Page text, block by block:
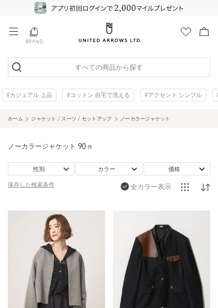
BRAND
すべての商品から探す
#カジュアル 上品 #コットン 自宅で洗える #アクセント シンプル
ホーム ジャケット / スーツ / セットアップ ノーカラージャケット
ノーカラージャケット 90 件
性別 カラー 価格
保存した検索条件 全カラー表示